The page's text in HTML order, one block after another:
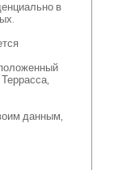
в
данным,